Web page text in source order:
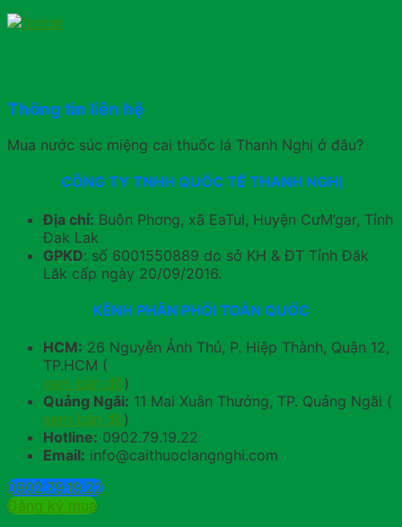
Thông tin liên hệ
Mua nước súc miệng cai thuốc lá Thanh Nghị ở đâu?
CÔNG TY TNHH QUỐC TẾ THANH NGHỊ
Địa chỉ: Buôn Phơng, xã EaTul, Huyện CưM’gar, Tỉnh
Đak Lak
GPKD: số 6001550889 do sở KH & ĐT Tỉnh Đăk
Lăk cấp ngày 20/09/2016.
KÊNH PHÂN PHỐI TOÀN QUỐC
HCM: 26 Nguyễn Ảnh Thủ, P. Hiệp Thành, Quận 12,
TP.HCM (
xem bản đồ)
Quảng Ngãi: 11 Mai Xuân Thưởng, TP. Quảng Ngãi (
xem bản đồ)
Hotline: 0902.79.19.22
Email: info@caithuoclangnghi.com
0902.79.19.22
Đăng ký mua